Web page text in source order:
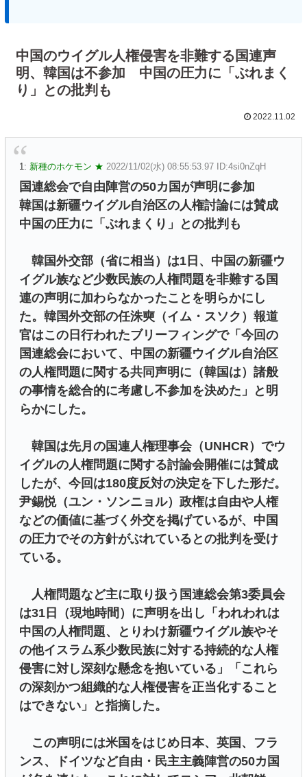
中国のウイグル人権侵害を非難する国連声
明、韓国は不参加 中国の圧力に「ぶれまく
り」との批判も
2022.11.02
1: 新種のホケモン ★ 2022/11/02(水) 08:55:53.97 ID:4si0nZqH
国連総会で自由陣営の50カ国が声明に参加
韓国は新疆ウイグル自治区の人権討論には賛成
中国の圧力に「ぶれまくり」との批判も
韓国外交部（省に相当）は1日、中国の新疆ウ
イグル族など少数民族の人権問題を非難する国
連の声明に加わらなかったことを明らかにし
た。韓国外交部の任洙奭（イム・スソク）報道
官はこの日行われたブリーフィングで「今回の
国連総会において、中国の新疆ウイグル自治区
の人権問題に関する共同声明に（韓国は）諸般
の事情を総合的に考慮し不参加を決めた」と明
らかにした。
韓国は先月の国連人権理事会（UNHCR）でウ
イグルの人権問題に関する討論会開催には賛成
したが、今回は180度反対の決定を下した形だ。
尹錫悦（ユン・ソンニョル）政権は自由や人権
などの価値に基づく外交を掲げているが、中国
の圧力でその方針がぶれているとの批判を受け
ている。
人権問題など主に取り扱う国連総会第3委員会
は31日（現地時間）に声明を出し「われわれは
中国の人権問題、とりわけ新疆ウイグル族やそ
の他イスラム系少数民族に対する持続的な人権
侵害に対し深刻な懸念を抱いている」「これら
の深刻かつ組織的な人権侵害を正当化すること
はできない」と指摘した。
この声明には米国をはじめ日本、英国、フラ
ンス、ドイツなど自由・民主主義陣営の50カ国